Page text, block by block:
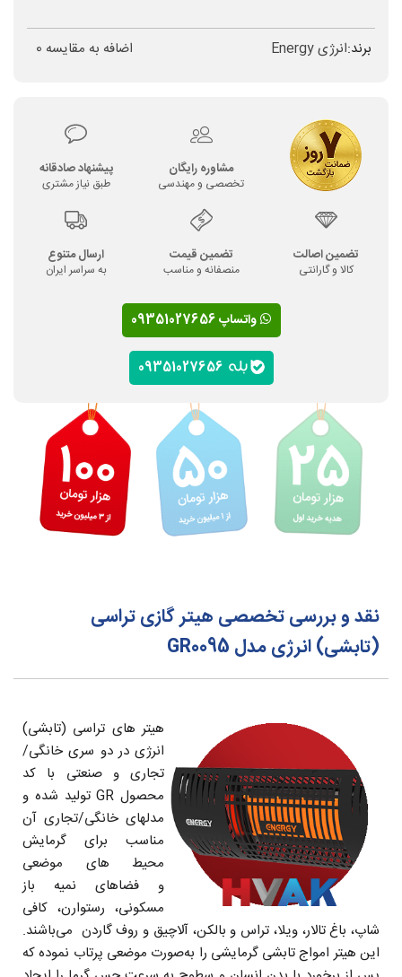
برند:انرژی Energy اضافه به مقایسه 0
مشاوره رایگان
تخصصی و مهندسی
پیشنهاد صادقانه
طبق نیاز مشتری
تضمین اصالت
کالا و گارانتی
تضمین قیمت
منصفانه و مناسب
ارسال متنوع
به سراسر ایران
واتساپ 09351027656
نقد و بررسی تخصصی هیتر گازی تراسی
(تابشی) انرژی مدل GR0095
هیتر های تراسی (تابشی)
انرژی در دو سری خانگی/
تجاری و صنعتی با کد
محصول GR تولید شده و
مدلهای خانگی/تجاری آن
مناسب برای گرمایش
محیط های موضعی
و فضاهای نمیه باز
مسکونی، رستوارن، کافی
شاپ، باغ تالار، ویلا، تراس و بالکن، آلاچیق و روف گاردن می‌باشند.
این هیتر امواج تابشی گرمایشی را به‌صورت موضعی پرتاب نموده که